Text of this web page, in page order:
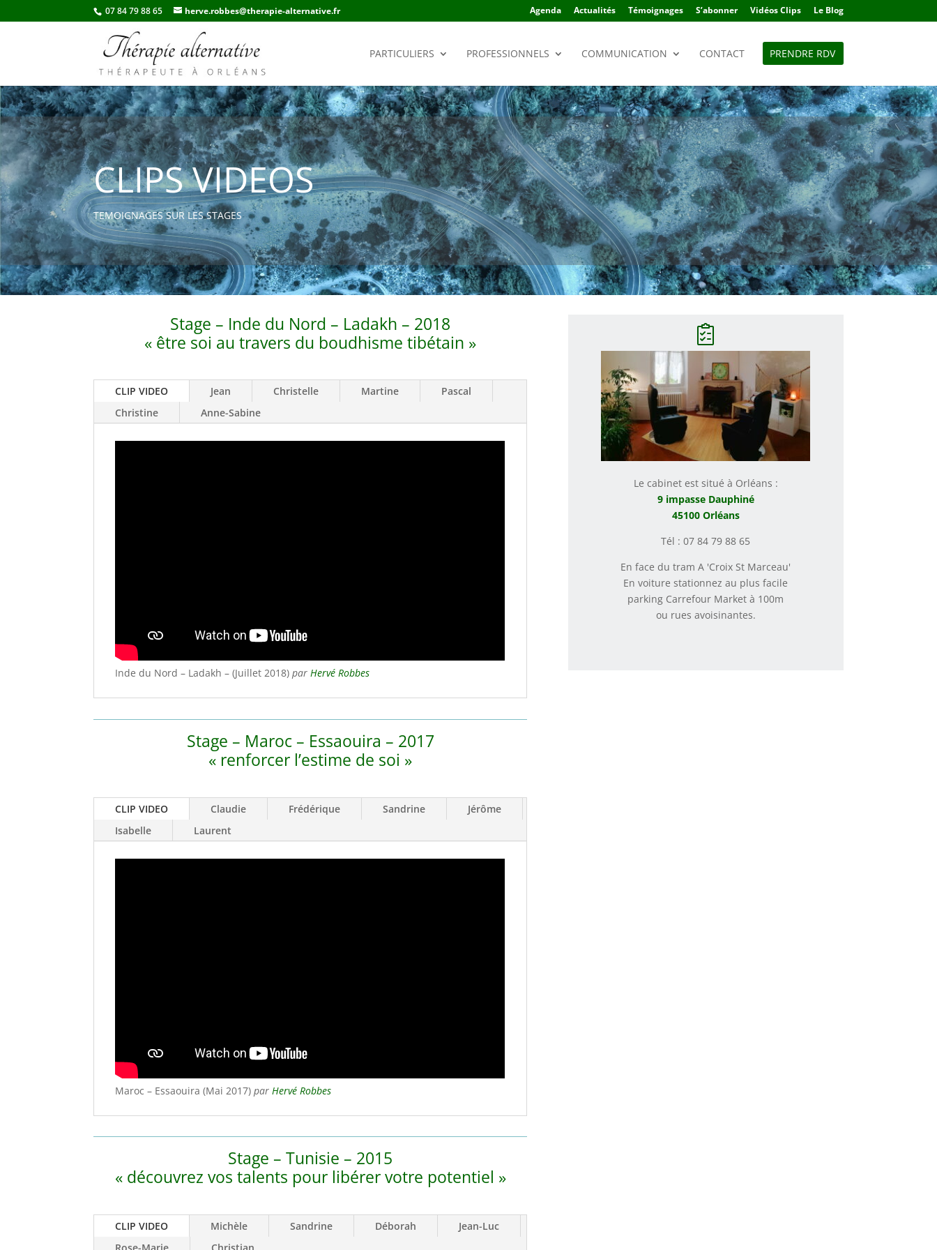
07 84 79 88 65 herve.robbes@therapie-alternative.fr Agenda Actualités Témoignages S’abonner Vidéos Clips Le Blog
PARTICULIERS PROFESSIONNELS COMMUNICATION CONTACT PRENDRE RDV
CLIPS VIDEOS
TEMOIGNAGES SUR LES STAGES
Stage – Inde du Nord – Ladakh – 2018
« être soi au travers du boudhisme tibétain »
CLIP VIDEO Jean Christelle Martine
Pascal
Christine
Anne-Sabine
Inde du Nord – Ladakh – (Juillet 2018) parHervé Robbes
Stage – Maroc – Essaouira – 2017
« renforcer l’estime de soi »
CLIP VIDEO Claudie Frédérique Sandrine
Jérôme
Isabelle
Laurent
Maroc – Essaouira (Mai 2017) par Hervé Robbes
Stage – Tunisie – 2015
« découvrez vos talents pour libérer votre potentiel »
CLIP VIDEO Michèle Sandrine Déborah
Jean-Luc
Rose-Marie
Christian
Le cabinet est situé à Orléans :
9 impasse Dauphiné
45100 Orléans
Tél : 07 84 79 88 65
En face du tram A 'Croix St Marceau'
En voiture stationnez au plus facile
parking Carrefour Market à 100m
ou rues avoisinantes.